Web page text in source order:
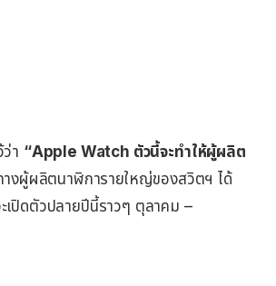
า “Apple Watch ตัวนี้จะทำให้ผู้ผลิต
างผู้ผลิตนาฬิการายใหญ่ของสวิตฯ ได้
ปิดตัวปลายปีนี้ราวๆ ตุลาคม –